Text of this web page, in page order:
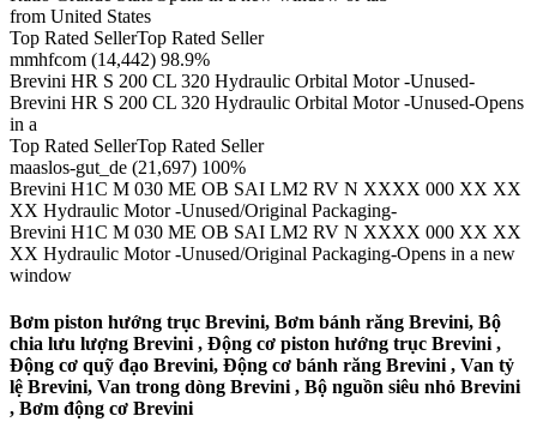
from United States
Top Rated SellerTop Rated Seller
mmhfcom (14,442) 98.9%
Brevini HR S 200 CL 320 Hydraulic Orbital Motor -Unused-
Brevini HR S 200 CL 320 Hydraulic Orbital Motor -Unused-Opens
in a
Top Rated SellerTop Rated Seller
maaslos-gut_de (21,697) 100%
Brevini H1C M 030 ME OB SAI LM2 RV N XXXX 000 XX XX
XX Hydraulic Motor -Unused/Original Packaging-
Brevini H1C M 030 ME OB SAI LM2 RV N XXXX 000 XX XX
XX Hydraulic Motor -Unused/Original Packaging-Opens in a new
window
Bơm piston hướng trục Brevini, Bơm bánh răng Brevini, Bộ
chia lưu lượng Brevini , Động cơ piston hướng trục Brevini ,
Động cơ quỹ đạo Brevini, Động cơ bánh răng Brevini , Van tỷ
lệ Brevini, Van trong dòng Brevini , Bộ nguồn siêu nhỏ Brevini
, Bơm động cơ Brevini